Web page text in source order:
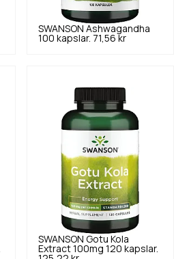
SWANSON Ashwagandha
100 kapslar. 71,56 kr
SWANSON Gotu Kola
Extract 100mg 120 kapslar.